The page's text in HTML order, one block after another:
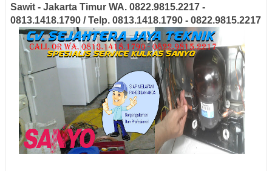
Sawit - Jakarta Timur WA. 0822.9815.2217 -
0813.1418.1790 / Telp. 0813.1418.1790 - 0822.9815.2217